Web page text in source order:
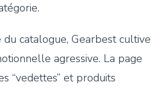
catalogue, Gearbest cultive
agressive. La page
“vedettes” et produits